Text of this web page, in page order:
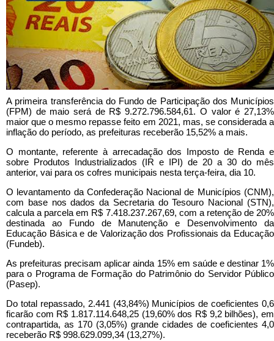
A primeira transferência do Fundo de Participação dos Municípios
(FPM) de maio será de R$ 9.272.796.584,61. O valor é 27,13%
maior que o mesmo repasse feito em 2021, mas, se considerada a
inflação do período, as prefeituras receberão 15,52% a mais.
O montante, referente à arrecadação dos Imposto de Renda e
sobre Produtos Industrializados (IR e IPI) de 20 a 30 do mês
anterior, vai para os cofres municipais nesta terça-feira, dia 10.
O levantamento da Confederação Nacional de Municípios (CNM),
com base nos dados da Secretaria do Tesouro Nacional (STN),
calcula a parcela em R$ 7.418.237.267,69, com a retenção de 20%
destinada ao Fundo de Manutenção e Desenvolvimento da
Educação Básica e de Valorização dos Profissionais da Educação
(Fundeb).
As prefeituras precisam aplicar ainda 15% em saúde e destinar 1%
para o Programa de Formação do Patrimônio do Servidor Público
(Pasep).
Do total repassado, 2.441 (43,84%) Municípios de coeficientes 0,6
ficarão com R$ 1.817.114.648,25 (19,60% dos R$ 9,2 bilhões), em
contrapartida, as 170 (3,05%) grande cidades de coeficientes 4,0
receberão R$ 998.629.099,34 (13,27%).